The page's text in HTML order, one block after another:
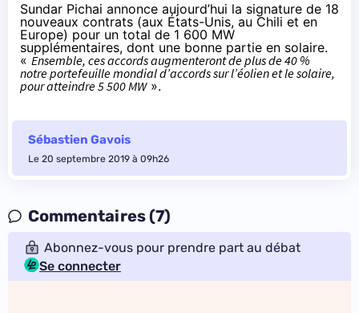
Sundar Pichai annonce aujourd’hui la signature de 18
nouveaux contrats (aux États-Unis, au Chili et en
Europe) pour un total de 1 600 MW
supplémentaires, dont une bonne partie en solaire.
« Ensemble, ces accords augmenteront de plus de 40 %
notre portefeuille mondial d’accords sur l’éolien et le solaire,
pour atteindre 5 500 MW».
Sébastien Gavois
Le 20 septembre 2019 à 09h26
Commentaires (7)
Abonnez-vous pour prendre part au débat
Se connecter